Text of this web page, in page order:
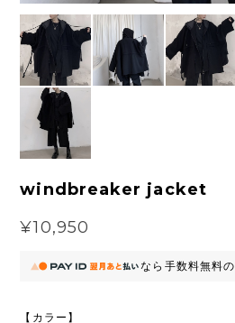
windbreaker jacket
¥10,950
なら 手数料無料の
【カラー】